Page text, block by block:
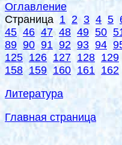
Оглавление
Страница 1 2 3 4 5
45 46 47 48 49 50
89 90 91 92 93 94
125 126 127 128 129
158 159 160 161 162
Литература
Главная страница